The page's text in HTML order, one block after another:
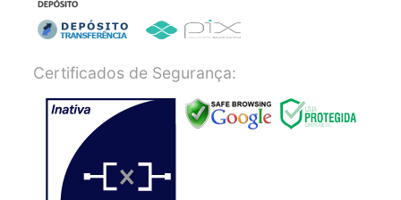
Certificados de Segurança: